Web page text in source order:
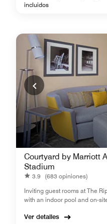
incluidos
Courtyard by Marriott
Stadium
3.9
(683 opiniones)
Inviting guest rooms at The
with an indoor pool and on-
Ver detalles